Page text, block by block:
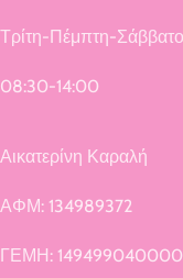
Τρίτη-Πέμπτη-Σάββατο
08:30-14:00
Αικατερίνη Καραλή
ΑΦΜ: 134989372
ΓΕΜΗ: 149499040000